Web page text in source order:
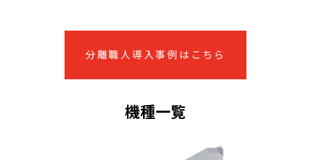
分離職人導入事例はこちら
機種一覧